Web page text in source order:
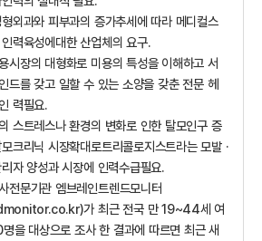
형외과와 피부과의 증가추세에 따라 메디컬스
력육성에대한 산업체의 요구.
시장의 대형화로 미용의 특성을 이해하고 서
드를 갖고 일할 수 있는 소양을 갖춘 전문 헤
력필요.
스트레스나 환경의 변화로 인한 탈모인구 증
크리닉 시장확대로트리콜로지스트라는 모발 ·
자 양성과 시장에 인력수급필요.
전문기관 엠브레인트렌드모니터
가 최근 전국 만 19~44세 여
을 대상으로 조사 한 결과에 따르면 최근 새